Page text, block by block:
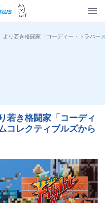
より若き格闘家「コーディー・トラバ
若き格闘家「コーディ
コレクティブルズから